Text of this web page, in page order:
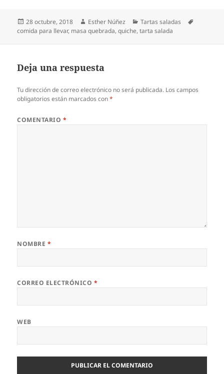
Publicado
el
28 octubre, 2018 Autor
Esther Núñez Categorías
Tartas saladas
comida para llevar, masa quebrada,quiche,tarta salada
Deja una respuesta
Tu dirección de correo electrónico no será publicada. Los campos
obligatorios están marcados con*
COMENTARIO *
NOMBRE *
CORREO ELECTRÓNICO *
WEB